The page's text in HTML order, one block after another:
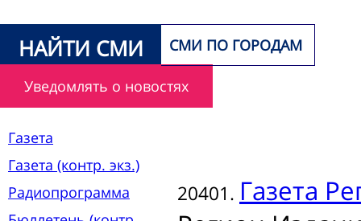
НАЙТИ СМИ СМИ ПО ГОРОДАМ
Уведомлять о новостях
Газета
Газета (контр. экз.)
Радиопрограмма
20401. Газета